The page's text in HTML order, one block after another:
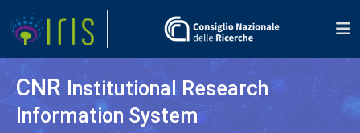
CNR Institutional Research
Information System